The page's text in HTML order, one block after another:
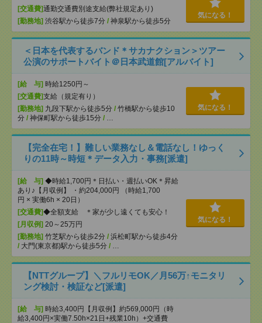
[交通費]通勤交通費別途支給(弊社規定あり)
[勤務地] 渋谷駅から徒歩7分 / 神泉駅から徒歩5分
気になる！
＜日本を代表するバンド＊サカナクション＞ツアー
公演のサポートバイト＠日本武道館[アルバイト]
[給 与] 時給1250円～
[交通費]支給（規定有り）
[勤務地] 九段下駅から徒歩5分 / 竹橋駅から徒歩10
分 / 神保町駅から徒歩15分 / …
気になる！
【完全在宅！】難しい業務なし＆電話なし！ゆっく
りの11時～時短＊データ入力・事務[派遣]
[給 与] ◆時給1,700円＊日払い・週払いOK＊昇給
あり♪【月収例】 ・約204,000円 （時給1,700
円 × 実働6h × 20日）
[交通費]◆全額支給 ＊家が少し遠くても安心！
[月収例] 20～25万円
[勤務地] 竹芝駅から徒歩2分 / 浜松町駅から徒歩4分
/ 大門(東京都)駅から徒歩5分 / …
気になる！
【NTTグループ】＼フルリモOK／月56万↑モニタリ
ング検討・検証など[派遣]
[給 与] 時給3,400円【月収例】約569,000円（時
給3,400円×実働7.50h×21日+残業10h）+交通費